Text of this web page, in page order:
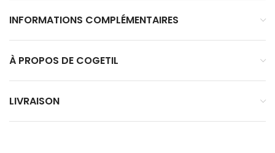
INFORMATIONS COMPLÉMENTAIRES
À PROPOS DE COGETIL
LIVRAISON